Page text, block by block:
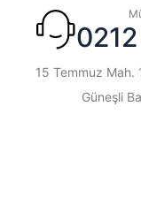
15 Temmuz Mah.
Güneşli